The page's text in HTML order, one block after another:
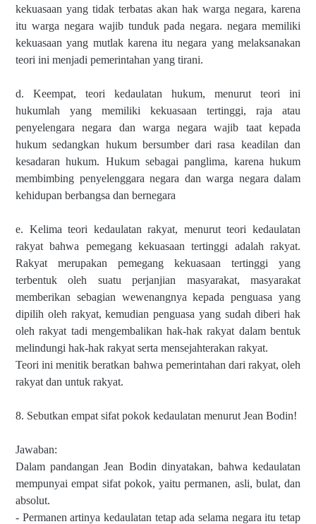
kekuasaan yang tidak terbatas akan hak warga negara, karena
itu warga negara wajib tunduk pada negara. negara memiliki
kekuasaan yang mutlak karena itu negara yang melaksanakan
teori ini menjadi pemerintahan yang tirani.
d. Keempat, teori kedaulatan hukum, menurut teori ini
hukumlah yang memiliki kekuasaan tertinggi, raja atau
penyelengara negara dan warga negara wajib taat kepada
hukum sedangkan hukum bersumber dari rasa keadilan dan
kesadaran hukum. Hukum sebagai panglima, karena hukum
membimbing penyelenggara negara dan warga negara dalam
kehidupan berbangsa dan bernegara
e. Kelima teori kedaulatan rakyat, menurut teori kedaulatan
rakyat bahwa pemegang kekuasaan tertinggi adalah rakyat.
Rakyat merupakan pemegang kekuasaan tertinggi yang
terbentuk oleh suatu perjanjian masyarakat, masyarakat
memberikan sebagian wewenangnya kepada penguasa yang
dipilih oleh rakyat, kemudian penguasa yang sudah diberi hak
oleh rakyat tadi mengembalikan hak-hak rakyat dalam bentuk
melindungi hak-hak rakyat serta mensejahterakan rakyat.
Teori ini menitik beratkan bahwa pemerintahan dari rakyat, oleh
rakyat dan untuk rakyat.
8. Sebutkan empat sifat pokok kedaulatan menurut Jean Bodin!
Jawaban:
Dalam pandangan Jean Bodin dinyatakan, bahwa kedaulatan
mempunyai empat sifat pokok, yaitu permanen, asli, bulat, dan
absolut.
- Permanen artinya kedaulatan tetap ada selama negara itu tetap